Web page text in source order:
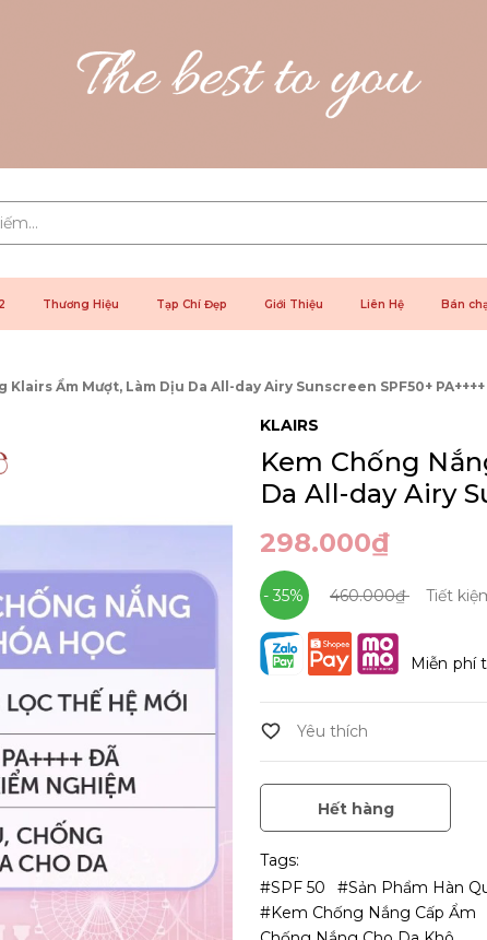
Thương Hiệu Tạp Chí Đẹp Giới Thiệu Liên Hệ Bán
Klairs Ẩm Mượt, Làm Dịu Da All-day Airy Sunscreen SPF50+
KLAIRS
Kem Chống
Da All-day Airy
298.000₫
- 35% 460.000₫ Tiết
Miễn phí
Hết hàng
Tags:
#SPF 50
#Sản Phẩm Hàn
#kem Chống Nắng Cấp Ẩm